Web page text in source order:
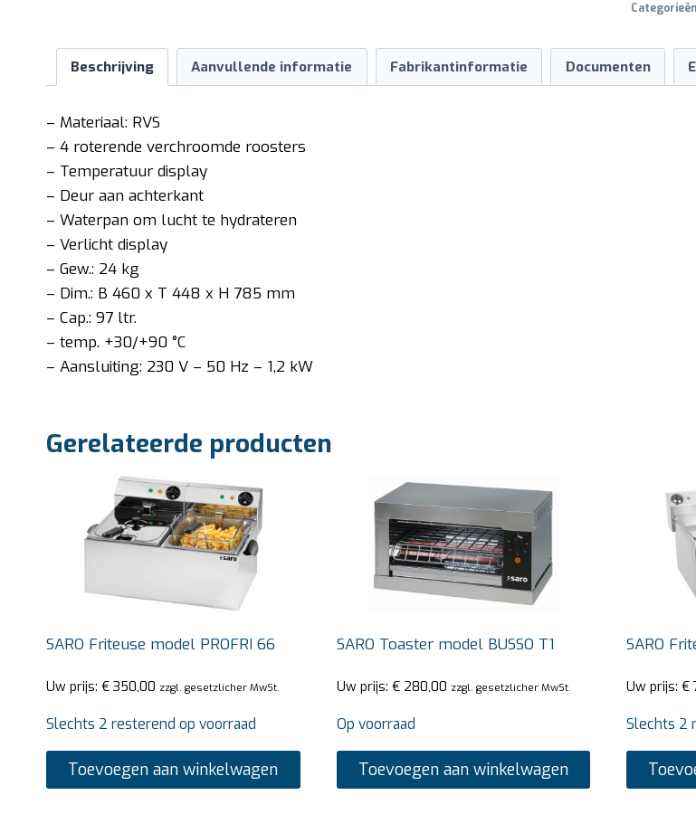
Beschrijving Aanvullende informatie Fabrikantinformatie Documenten
– Materiaal: RVS
– 4 roterende verchroomde roosters
– Temperatuur display
– Deur aan achterkant
– Waterpan om lucht te hydrateren
– Verlicht display
– Gew.: 24 kg
– Dim.: B 460 x T 448 x H 785 mm
– Cap.: 97 ltr.
– temp. +30/+90 °C
– Aansluiting: 230 V – 50 Hz – 1,2 kW
Gerelateerde producten
SARO Friteuse model PROFRI 66
Uw prijs: € 350,00 zzgl. gesetzlicher MwSt.
Slechts 2 resterend op voorraad
Toevoegen aan winkelwagen
SARO Toaster model BUSSO T1
Uw prijs: €280,00 zzgl. gesetzlicher MwSt.
Op voorraad
Toevoegen aan winkelwagen
SARO
Uw prijs: €
Slechts 2